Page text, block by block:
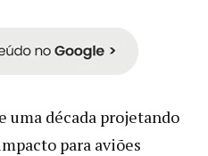
uma década projetando
para aviões